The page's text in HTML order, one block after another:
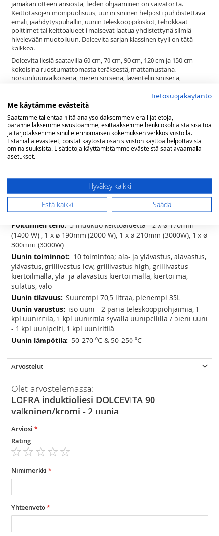
jämäkän otteen ansiosta, lieden ohjaaminen on vaivatonta.
Keittotasojen monipuolisuus, uunin sininen helposti puhdistettava
emali, jäähdytyspuhallin, uunin teleskooppikiskot, tehokkaat
polttimet tai keittoalueet ilmaisevat laatua yhdistettynä silmiä
hivelevään muotoiluun. Dolcevita-sarjan klassinen tyyli on tätä
kaikkea.
Dolcevita liesiä saatavilla 60 cm, 70 cm, 90 cm, 120 cm ja 150 cm
kokoisina ruostumattomasta teräksestä, mattamustana,
norsunluunvalkoisena, meren sinisenä, laventelin sinisenä,
Lofran Dolcevita sarja kattaa satoja tuotteita tyyliteltyyn keittiöön.
Pelkästään liesiä on nykyisin jo yli 200 mallia. Lisäksi sarjasta löytyy
sävy sävyyn esimerkiksi liesituulettimet, builtin ja range top
keittimet, jääkaapit, pakastimet, mikroaaltouunit, combi uunit,
viinikaapit, lämpölaatikot, tiskikoneet, kahvinkeittimet, ruuan
viilentimet, taustalevyt sekä keittiön pienkoneet runsaine
mahdollisuuksineen.
Lisätietoja
Lisätietoja(lxsxk) 90 x 60 x 85(-90) cm
5 induktio keittoaluetta - 2 x ø 170mm
(1400 W) , 1 x ø 190mm (2000 W), 1 x ø 210mm (3000W), 1 x ø
300mm (3000W)
10 toimintoa; ala- ja ylävastus, alavastus,
ylävastus, grillivastus low, grillivastus high, grillivastus
kiertoilmalla, ylä- ja alavastus kiertoilmalla, kiertoilma,
sulatus, valo
Suurempi 70,5 litraa, pienempi 35L
iso uuni - 2 paria teleskooppiohjaimia, 1
kpl uuniritilä, 1 kpl uuniritilä syvällä uunipellillä / pieni uuni
- 1 kpl uunipelti, 1 kpl uuniritilä
50-270 ⁰C & 50-250 ⁰C
Arvostelut
Olet arvostelemassa:
LOFRA induktioliesi DOLCEVITA 90
valkoinen/kromi - 2 uunia
Arviosi
Rating
star
stars
stars
stars
stars
Nimimerkki
Yhteenveto
Tietosuojakäytäntö
Me käytämme evästeitä
Saatamme tallentaa niitä analysoidaksemme vierailijatietoja,
parannellaksemme sivustoamme, esittääksemme henkilökohtaista sisältöä
ja tarjotaksemme sinulle erinomaisen kokemuksen verkkosivustolla.
Estämällä evästeet, poistat käytöstä osan sivuston käyttöä helpottavista
ominaisuuksista. Lisätietoja käyttämistämme evästeistä saat avaamalla
asetukset.
Hyväksy kaikki
Estä kaikki Säädä